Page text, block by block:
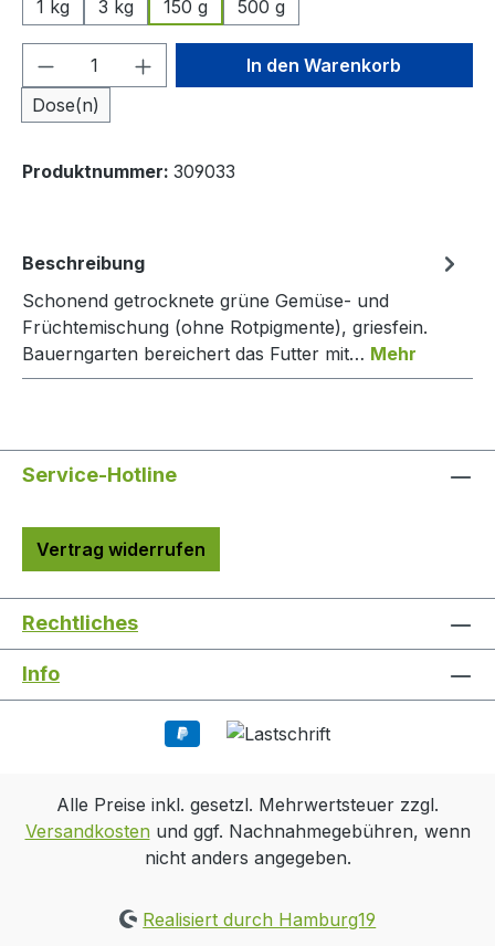
1 kg
3 kg 150 g 500 g
Produkt Anzahl: Gib den
Dose(n)
In den Warenkorb
Produktnummer: 309033
Beschreibung
Schonend getrocknete grüne Gemüse- und
Früchtemischung (ohne Rotpigmente), griesfein.
Bauerngarten bereichert das Futter mit… Mehr
Service-Hotline
Vertrag widerrufen
Rechtliches
Info
Alle Preise inkl. gesetzl. Mehrwertsteuer zzgl.
Versandkostenund ggf. Nachnahmegebühren, wenn
nicht anders angegeben.
Realisiert durch Hamburg19